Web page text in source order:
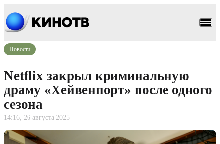
Новости
Netflix закрыл криминальную
драму «Хейвенпорт» после одного
сезона
14:16, 26 августа 2025